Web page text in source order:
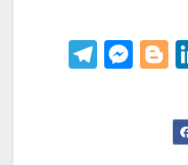
Li
nk
ed
In
Bl
o
M
es